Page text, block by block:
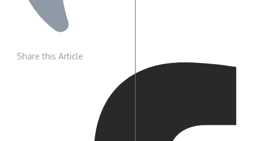
Share this Article